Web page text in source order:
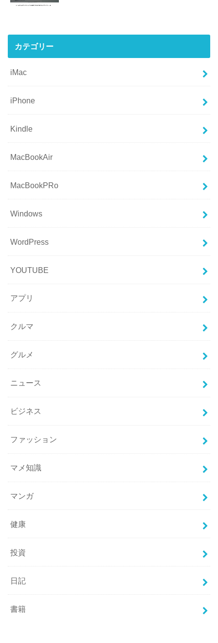
カテゴリー
iMac
iPhone
Kindle
MacBookAir
MacBookPRo
Windows
WordPress
YOUTUBE
アプリ
クルマ
グルメ
ニュース
ビジネス
ファッション
マメ知識
マンガ
健康
投資
日記
書籍